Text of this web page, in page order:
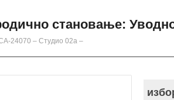
становање:
24070 – Студио 02а –